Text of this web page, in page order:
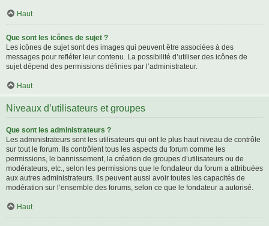
Haut
Que sont les icônes de sujet ?
Les icônes de sujet sont des images qui peuvent être associées à des
messages pour refléter leur contenu. La possibilité d’utiliser des icônes de
sujet dépend des permissions définies par l’administrateur.
Haut
Niveaux d’utilisateurs et groupes
Que sont les administrateurs ?
Les administrateurs sont les utilisateurs qui ont le plus haut niveau de contrôle
sur tout le forum. Ils contrôlent tous les aspects du forum comme les
permissions, le bannissement, la création de groupes d’utilisateurs ou de
modérateurs, etc., selon les permissions que le fondateur du forum a attribuées
aux autres administrateurs. Ils peuvent aussi avoir toutes les capacités de
modération sur l’ensemble des forums, selon ce que le fondateur a autorisé.
Haut